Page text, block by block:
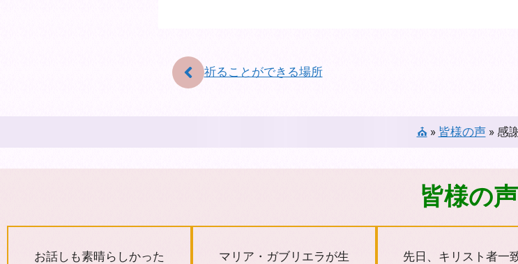
祈ることができる場所
⛪» 皆様の声» 感
皆様の声
お話しも素晴らしかった
マリア・ガブリエラが生
先日、キリスト者一